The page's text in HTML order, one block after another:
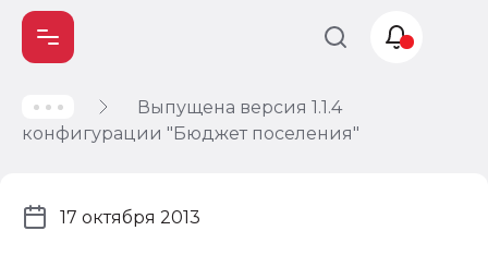
Выпущена версия 1.1.4
конфигурации "Бюджет поселения"
17 октября 2013
Учет и
налогообложение